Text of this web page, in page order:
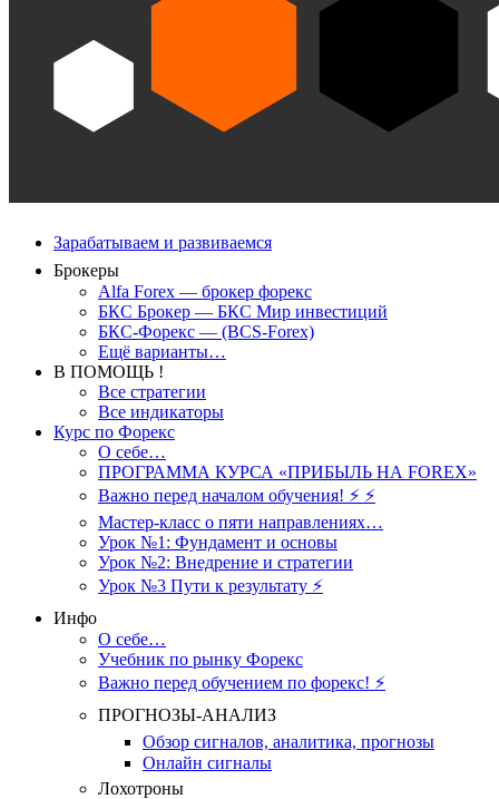
Зарабатываем и развиваемся
Брокеры
Alfa Forex — брокер форекс
БКС Брокер — БКС Мир инвестиций
БКС-Форекс — (BCS-Forex)
Ещё варианты…
В ПОМОЩЬ !
Все стратегии
Все индикаторы
Курс по Форекс
О себе…
ПРОГРАММА КУРСА «ПРИБЫЛЬ НА FOREX»
Важно перед началом обучения! ⚡ ⚡
Мастер-класс о пяти направлениях…
Урок №1: Фундамент и основы
Урок №2: Внедрение и стратегии
Урок №3 Пути к результату ⚡️
Инфо
О себе…
Учебник по рынку Форекс
Важно перед обучением по форекс! ⚡
ПРОГНОЗЫ-АНАЛИЗ
Обзор сигналов, аналитика, прогнозы
Онлайн сигналы
Лохотроны